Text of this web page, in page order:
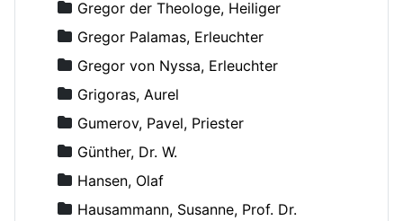
Gregor der Theologe, Heiliger
Gregor Palamas, Erleuchter
Gregor von Nyssa, Erleuchter
Grigoras, Aurel
Gumerov, Pavel, Priester
Günther, Dr. W.
Hansen, Olaf
Hausammann, Susanne, Prof. Dr.